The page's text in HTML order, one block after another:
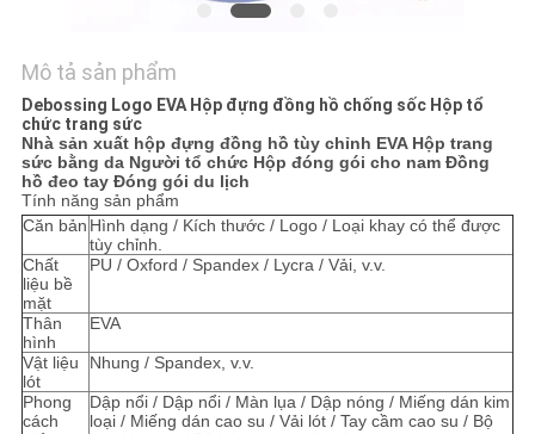
Mô tả sản phẩm
Debossing Logo EVA Hộp đựng đồng hồ chống sốc Hộp tổ
chức trang sức
Nhà sản xuất hộp đựng đồng hồ tùy chỉnh EVA Hộp trang
sức bằng da Người tổ chức Hộp đóng gói cho nam Đồng
hồ đeo tay Đóng gói du lịch
Tính năng sản phẩm
Căn bản Hình dạng / Kích thước / Logo / Loại khay có thể được
tùy chỉnh.
Chất
liệu bề
mặt
PU / Oxford / Spandex / Lycra / Vải, v.v.
Thân
hình
EVA
Vật liệu
lót
Nhung / Spandex, v.v.
Phong
cách
Dập nổi / Dập nổi / Màn lụa / Dập nóng / Miếng dán kim
loại / Miếng dán cao su / Vải lót / Tay cầm cao su / Bộ